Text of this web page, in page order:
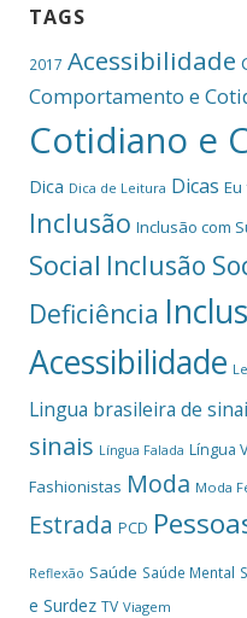
TAGS
2017 Acessibilidade
Comportamento e
Cotidiano e
Dica Dica de Leitura Dicas Eu
Inclusão Inclusão com
Social Inclusão
Deficiência
Acessibilidade
Lingua brasileira de
sinais Língua Falada Língua
Fashionistas Moda Moda
Estrada PCD
Reflexão Saúde Saúde Mental
e Surdez TV Viagem